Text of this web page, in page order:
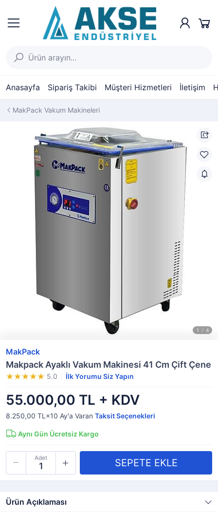
Anasayfa Sipariş Takibi Müşteri Hizmetleri İletişim
MakPack Vakum Makineleri
MakPack
Makpack Ayaklı Vakum Makinesi 41 Cm Çift Çene
5.0 İlk Yorumu Siz Yapın
55.000,00 TL + KDV
8.250,00 TL×10 Ay'a Varan Taksit Seçenekleri
Aynı Gün Ücretsiz Kargo
Adet
Ürün Açıklaması